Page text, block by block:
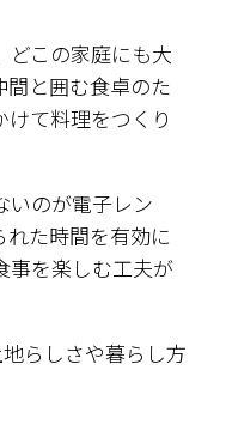
どこの家庭にも大
間と囲む食卓のた
て料理をつくり
いのが電子レン
た時間を有効に
事を楽しむ工夫が
らしさや暮らし方